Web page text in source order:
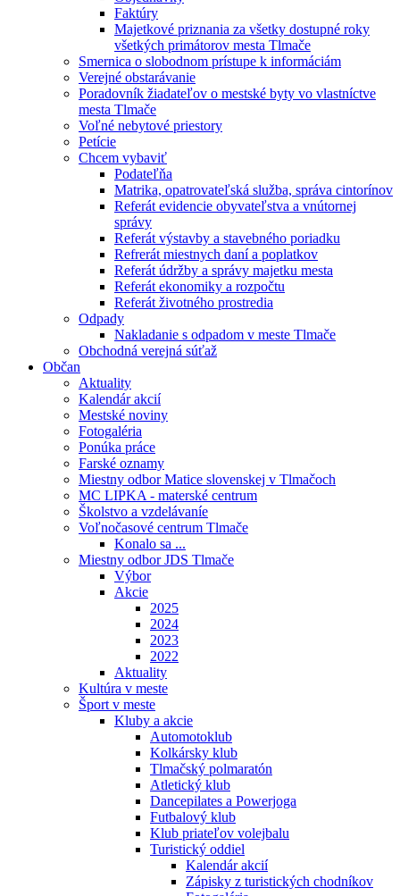
Faktúry
Majetkové priznania za všetky dostupné roky
všetkých primátorov mesta Tlmače
Smernica o slobodnom prístupe k informáciám
Verejné obstarávanie
Poradovník žiadateľov o mestské byty vo vlastníctve
mesta Tlmače
Voľné nebytové priestory
Petície
Chcem vybaviť
Podateľňa
Matrika, opatrovateľská služba, správa cintorínov
Referát evidencie obyvateľstva a vnútornej
správy
Referát výstavby a stavebného poriadku
Refrerát miestnych daní a poplatkov
Referát údržby a správy majetku mesta
Referát ekonomiky a rozpočtu
Referát životného prostredia
Odpady
Nakladanie s odpadom v meste Tlmače
Obchodná verejná súťaž
Občan
Aktuality
Kalendár akcií
Mestské noviny
Fotogaléria
Ponúka práce
Farské oznamy
Miestny odbor Matice slovenskej v Tlmačoch
MC LIPKA - materské centrum
Školstvo a vzdelávaníe
Voľnočasové centrum Tlmače
Konalo sa ...
Miestny odbor JDS Tlmače
Výbor
Akcie
2025
2024
2023
2022
Aktuality
Kultúra v meste
Šport v meste
Kluby a akcie
Automotoklub
Kolkársky klub
Tlmačský polmaratón
Atletický klub
Dancepilates a Powerjoga
Futbalový klub
Klub priateľov volejbalu
Turistický oddiel
Kalendár akcií
Zápisky z turistických chodníkov